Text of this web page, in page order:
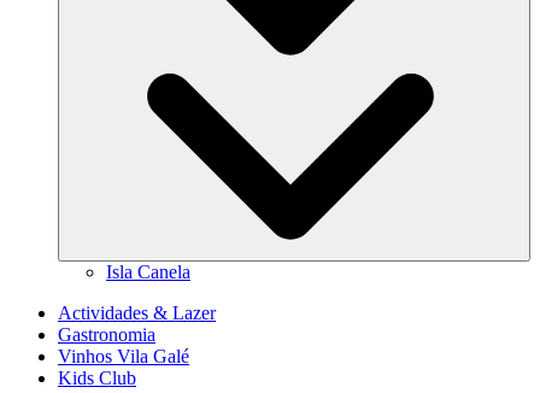
Isla Canela
Actividades & Lazer
Gastronomia
Vinhos Vila Galé
Kids Club